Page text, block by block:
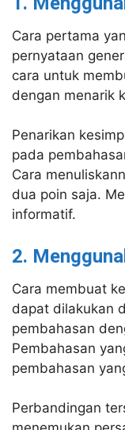
Cara pertama
pernyataan
cara untuk
dengan menarik
Penarikan
pada
Cara
dua poin saja.
informatif.
2.
Cara membuat
dapat dilakukan
pembahasan
Pembahasan
pembahasan
Perbandingan